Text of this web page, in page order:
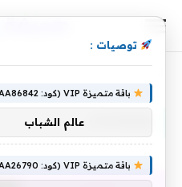
توصيات :
باقة متميزة VIP (كود: AA86842):
عالم الشباب
باقة متميزة VIP (كود: AA26790):